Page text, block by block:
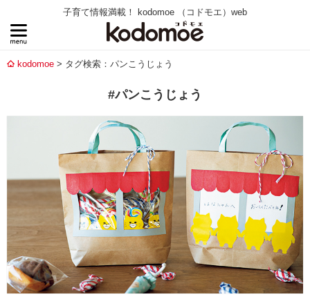
子育て情報満載！ kodomoe （コドモエ）web
kodomoe タグ検索：パンこうじょう
#パンこうじょう